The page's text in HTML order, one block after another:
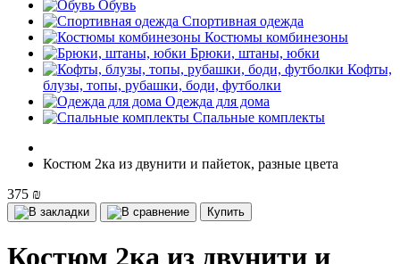
Обувь
Спортивная одежда
Костюмы комбинезоны
Брюки, штаны, юбки
Кофты,
блузы, топы, рубашки, боди, футболки
Одежда для дома
Спальные комплекты
Костюм 2ка из двунити и пайеток, разные цвета
375 ₪
Купить
Костюм 2ка из двунити и